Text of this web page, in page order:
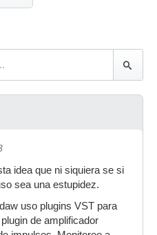
idea que ni siquiera se si
sea una estupidez.
uso plugins VST para
de amplificador